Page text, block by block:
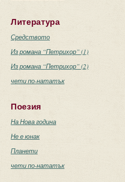
Литература
Средството
Из романа “Петрихор” (1)
Из романа “Петрихор” (2)
чети по-нататък
Поезия
На Нова година
Не е юнак
Планети
чети по-нататък